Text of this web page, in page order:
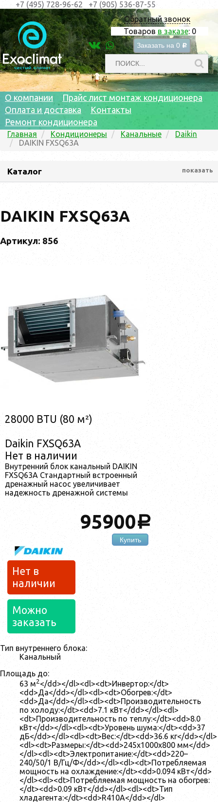
Обратный звонок
Товаров в заказе: 0
Заказать на 0 c
+7 (495) 728-96-62 +7 (905) 536-87-55
О компании
Прайс лист монтаж кондиционера
Оплата и доставка
Контакты
Ремонт кондиционера
Главная Кондиционеры Канальные
Daikin
DAIKIN FXSQ63A
Каталог показать
DAIKIN FXSQ63A
Артикул: 856
28000 BTU (80 м²)
Daikin FXSQ63A
Нет в наличии
Внутренний блок канальный DAIKIN
FXSQ63A Стандартный встроенный
дренажный насос увеличивает
надежность дренажной системы
95900a
Купить
Нет в
наличии
Можно
заказать
Тип внутреннего блока:
Канальный
Площадь до:
63 м2</dd></dl><dl><dt>Инвертор:</dt>
<dd>Да</dd></dl><dl><dt>Обогрев:</dt>
<dd>Да</dd></dl><dl><dt>Производительность
по холоду:</dt><dd>7.1 кВт</dd></dl><dl>
<dt>Производительность по теплу:</dt><dd>8.0
кВт</dd></dl><dl><dt>Уровень шума:</dt><dd>37
дБ</dd></dl><dl><dt>Вес:</dt><dd>36.6 кг</dd></dl>
<dl><dt>Размеры:</dt><dd>245x1000x800 мм</dd>
</dl><dl><dt>Электропитание:</dt><dd>220–
240/50/1 В/Гц/Ф</dd></dl><dl><dt>Потребляемая
мощность на охлаждение:</dt><dd>0.094 кВт</dd>
</dl><dl><dt>Потребляемая мощность на обогрев:
</dt><dd>0.09 кВт</dd></dl><dl><dt>Тип
хладагента:</dt><dd>R410A</dd></dl>